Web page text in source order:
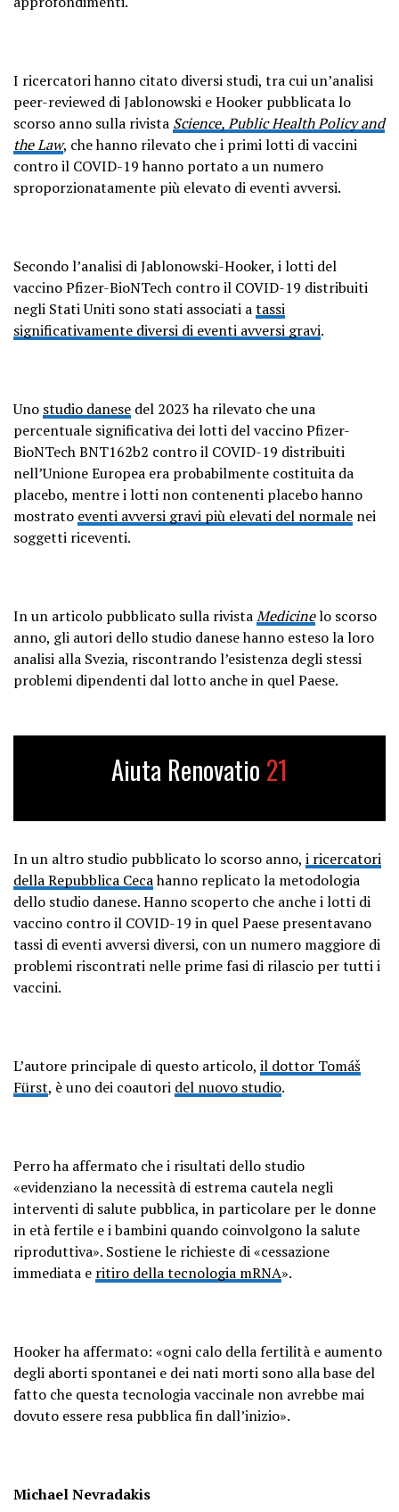
I ricercatori hanno citato diversi studi, tra cui un’analisi
peer-reviewed di Jablonowski e Hooker pubblicata lo
scorso anno sulla rivista Science, Public Health Policy and
the Law, che hanno rilevato che i primi lotti di vaccini
contro il COVID-19 hanno portato a un numero
sproporzionatamente più elevato di eventi avversi.
Secondo l’analisi di Jablonowski-Hooker, i lotti del
vaccino Pfizer-BioNTech contro il COVID-19 distribuiti
negli Stati Uniti sono stati associati atassi
significativamente diversi di eventi avversi gravi.
Uno studio danese del 2023 ha rilevato che una
percentuale significativa dei lotti del vaccino Pfizer-
BioNTech BNT162b2 contro il COVID-19 distribuiti
nell’Unione Europea era probabilmente costituita da
placebo, mentre i lotti non contenenti placebo hanno
mostrato eventi avversi gravi più elevati del normale nei
soggetti riceventi.
In un articolo pubblicato sulla rivistaMedicinelo scorso
anno, gli autori dello studio danese hanno esteso la loro
analisi alla Svezia, riscontrando l’esistenza degli stessi
problemi dipendenti dal lotto anche in quel Paese.
Aiuta Renovatio 21
In un altro studio pubblicato lo scorso anno, i ricercatori
della Repubblica Cecahanno replicato la metodologia
dello studio danese. Hanno scoperto che anche i lotti di
vaccino contro il COVID-19 in quel Paese presentavano
tassi di eventi avversi diversi, con un numero maggiore di
problemi riscontrati nelle prime fasi di rilascio per tutti i
vaccini.
L’autore principale di questo articolo, il dottor Tomáš
Fürst, è uno dei coautori del nuovo studio.
Perro ha affermato che i risultati dello studio
«evidenziano la necessità di estrema cautela negli
interventi di salute pubblica, in particolare per le donne
in età fertile e i bambini quando coinvolgono la salute
riproduttiva». Sostiene le richieste di «cessazione
immediata e ritiro della tecnologia mRNA».
Hooker ha affermato: «ogni calo della fertilità e aumento
degli aborti spontanei e dei nati morti sono alla base del
fatto che questa tecnologia vaccinale non avrebbe mai
dovuto essere resa pubblica fin dall’inizio».
Michael Nevradakis